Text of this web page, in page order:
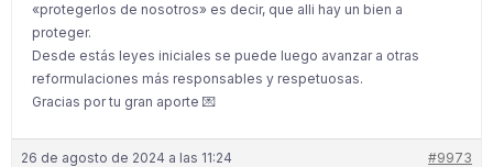
«protegerlos de nosotros» es decir, que alli hay un bien a
proteger.
Desde estás leyes iniciales se puede luego avanzar a otras
reformulaciones más responsables y respetuosas.
Gracias por tu gran aporte 💌
26 de agosto de 2024 a las 11:24 #9973